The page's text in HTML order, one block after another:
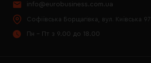
info@eurobusiness.com.ua
Софіївська Борщагівка, вул. Київська 97
Пн - Пт з 9.00 до 18.00